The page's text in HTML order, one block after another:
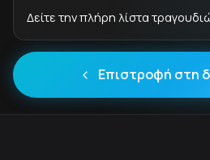
Δείτε την πλήρη λίστα
Επιστροφή στη